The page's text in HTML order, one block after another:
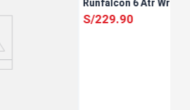
Runfalcon 6 Atr Wr W
S/229.90